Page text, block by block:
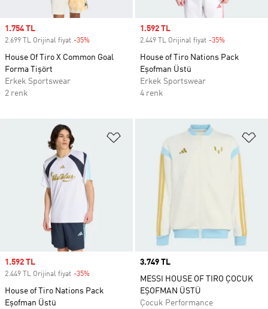
Sale price
1.754 TL
2.699 TL Orijinal fiyat -35%
House Of Tiro X Common Goal
Forma Tişört
Erkek Sportswear
2 renk
Sale price
1.592 TL
2.449 TL Orijinal fiyat -35%
House of Tiro Nations Pack
Eşofman Üstü
Erkek Sportswear
4 renk
Favori Listesine Ekle
Sale price
1.592 TL
2.449 TL Orijinal fiyat -35%
House of Tiro Nations Pack
Eşofman Üstü
Price
3.749 TL
MESSI HOUSE OF TIRO ÇOCUK
EŞOFMAN ÜSTÜ
Çocuk Performance